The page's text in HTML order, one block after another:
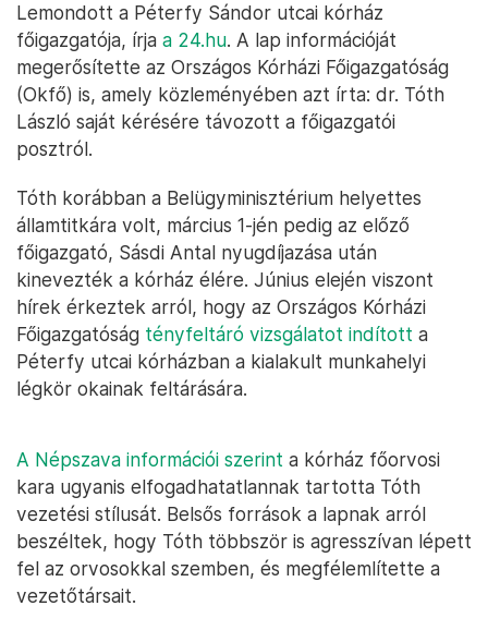
Lemondott a Péterfy Sándor utcai kórház
főigazgatója, írja a 24.hu. A lap információját
megerősítette az Országos Kórházi Főigazgatóság
(Okfő) is, amely közleményében azt írta: dr. Tóth
László saját kérésére távozott a főigazgatói
posztról.
Tóth korábban a Belügyminisztérium helyettes
államtitkára volt, március 1-jén pedig az előző
főigazgató, Sásdi Antal nyugdíjazása után
kinevezték a kórház élére. Június elején viszont
hírek érkeztek arról, hogy az Országos Kórházi
Főigazgatóság tényfeltáró vizsgálatot indított a
Péterfy utcai kórházban a kialakult munkahelyi
légkör okainak feltárására.
A Népszava információi szerint a kórház főorvosi
kara ugyanis elfogadhatatlannak tartotta Tóth
vezetési stílusát. Belsős források a lapnak arról
beszéltek, hogy Tóth többször is agresszívan lépett
fel az orvosokkal szemben, és megfélemlítette a
vezetőtársait.